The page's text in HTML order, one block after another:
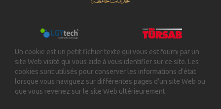
Un cookie est un petit fichier texte qui vous est fourni par un
site Web visité qui vous aide à vous identifier sur ce site. Les
cookies sont utilisés pour conserver les informations d'état
lorsque vous naviguez sur différentes pages d'un site Web ou
que vous revenez sur le site Web ultérieurement.